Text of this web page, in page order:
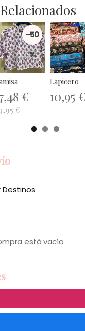
Destinos
está vacío
-50
%
€
€
Lapicero
10,95 €